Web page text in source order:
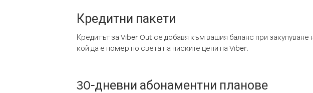
Кредитни пакети
Кредитът за Viber Out се добавя към вашия баланс при
кой да е номер по света на ниските цени на Viber.
30-дневни абонаментни планове